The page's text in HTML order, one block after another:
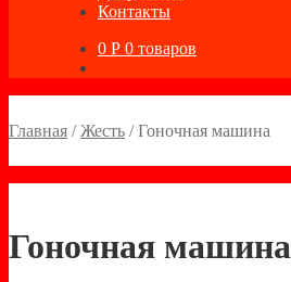
Контакты
0 Р 0 товаров
Главная /Жесть /Гоночная машина
Гоночная машина